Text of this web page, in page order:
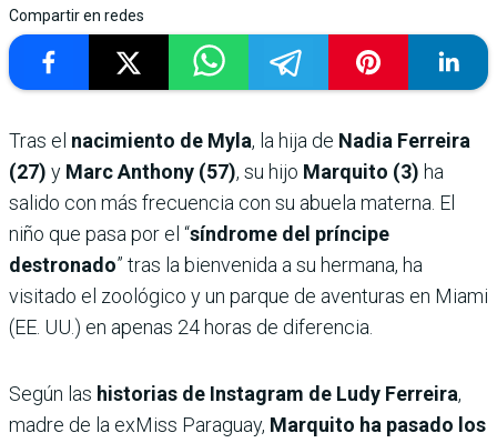
Compartir en redes
Tras el nacimiento de Myla, la hija de Nadia Ferreira
(27) y Marc Anthony (57), su hijo Marquito (3) ha
salido con más frecuencia con su abuela materna. El
niño que pasa por el “síndrome del príncipe
destronado” tras la bienvenida a su hermana, ha
visitado el zoológico y un parque de aventuras en Miami
(EE. UU.) en apenas 24 horas de diferencia.
Según las historias de Instagram de Ludy Ferreira,
madre de la exMiss Paraguay, Marquito ha pasado los